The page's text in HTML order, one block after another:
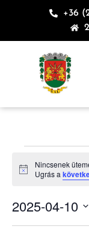
+36
Notice
Nincsenek
Ugrás a
2025-04-10
kiválasztása.